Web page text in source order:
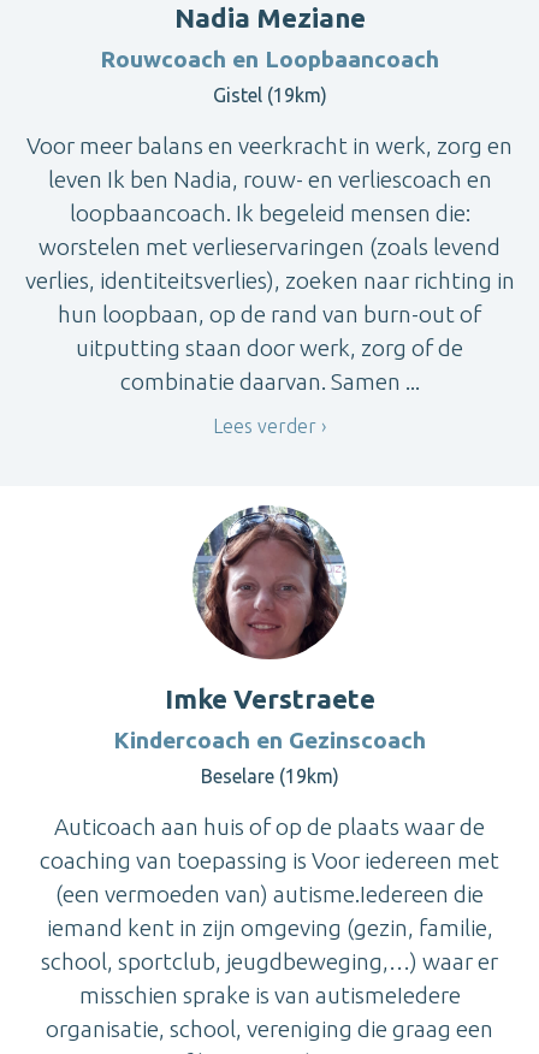
Nadia Meziane
Rouwcoach en Loopbaancoach
Gistel (19km)
Voor meer balans en veerkracht in werk, zorg en
leven Ik ben Nadia, rouw- en verliescoach en
loopbaancoach. Ik begeleid mensen die:
worstelen met verlieservaringen (zoals levend
verlies, identiteitsverlies), zoeken naar richting in
hun loopbaan, op de rand van burn-out of
uitputting staan door werk, zorg of de
combinatie daarvan. Samen ...
Lees verder
Imke Verstraete
Kindercoach en Gezinscoach
Beselare (19km)
Auticoach aan huis of op de plaats waar de
coaching van toepassing is Voor iedereen met
(een vermoeden van) autisme.Iedereen die
iemand kent in zijn omgeving (gezin, familie,
school, sportclub, jeugdbeweging,…) waar er
misschien sprake is van autismeIedere
organisatie, school, vereniging die graag een